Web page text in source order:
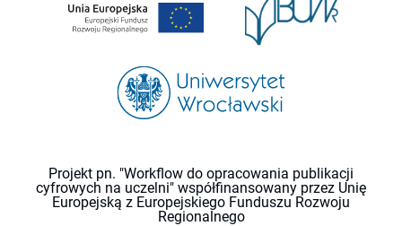
Projekt pn. "Workflow do opracowania publikacji
cyfrowych na uczelni" współfinansowany przez Unię
Europejską z Europejskiego Funduszu Rozwoju
Regionalnego